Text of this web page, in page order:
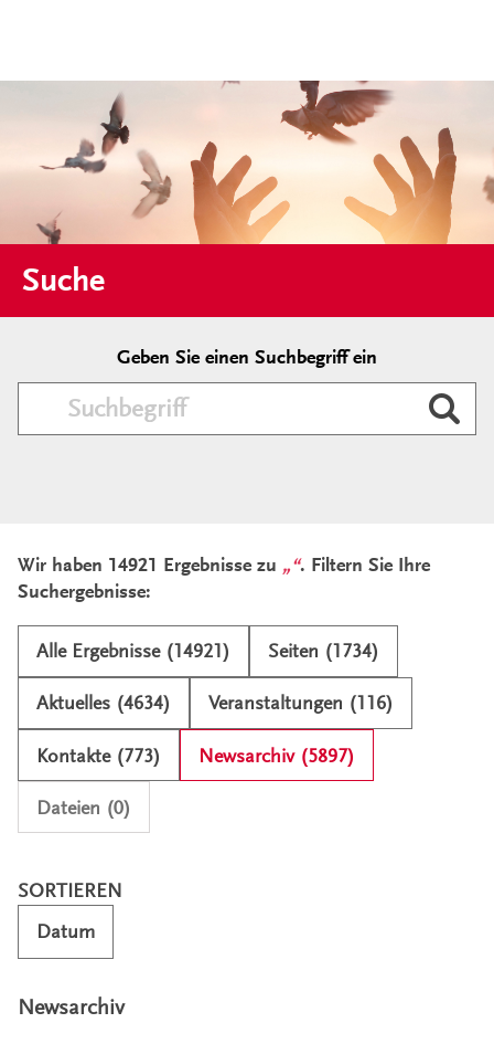
Suche
Geben Sie einen Suchbegriff ein
Wir haben 14921 Ergebnisse zu
. Filtern Sie Ihre
Suchergebnisse:
Alle Ergebnisse (14921) Seiten (1734)
Aktuelles (4634) Veranstaltungen (116)
Kontakte (773) Newsarchiv (5897)
Dateien (0)
SORTIEREN
Datum
Newsarchiv